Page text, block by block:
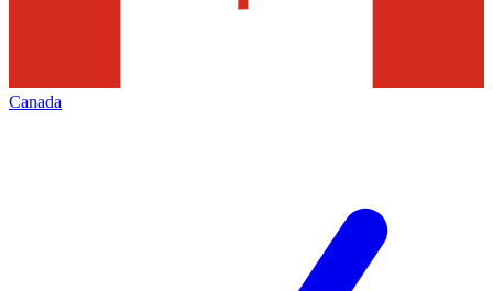
Canada